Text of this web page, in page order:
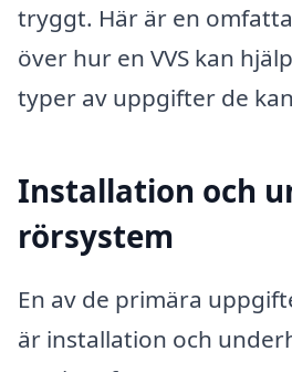
tryggt. Här är en
över hur en VVS kan
typer av uppgifter de
Installation och
rörsystem
En av de primära
är installation och